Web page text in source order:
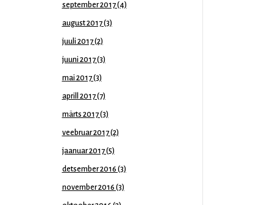
september 2017(4)
august 2017(3)
juuli 2017(2)
juuni 2017(3)
mai 2017(3)
aprill 2017(7)
märts 2017(3)
veebruar 2017(2)
jaanuar 2017(5)
detsember 2016 (3)
november 2016 (3)